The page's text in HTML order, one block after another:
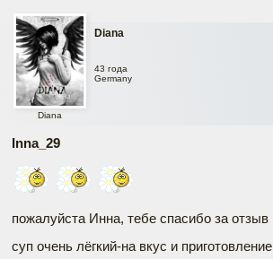
Diana
Diana
43 года
Germany
Inna_29
пожалуйста Инна, тебе спасибо за отзыв
суп очень лёгкий-на вкус и приготовление